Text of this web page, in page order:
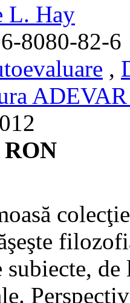
L. Hay
8080-82-6
,
RON
de